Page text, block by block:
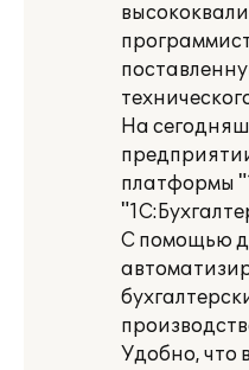
На
платформы
С помощью
Удобно, что